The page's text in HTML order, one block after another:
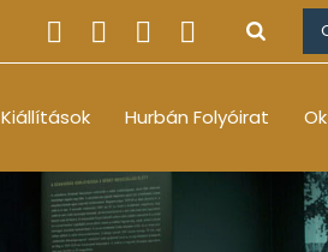
Kiállítások Hurbán Folyóirat